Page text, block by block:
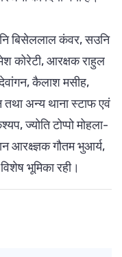
बिसेललाल कंवर, सउनि
कोरेटी, आरक्षक राहुल
कैलाश मसीह,
तथा अन्य थाना स्टाफ एवं
ज्योति टोप्पो मोहला-
आरक्ष्ज्ञक गौतम भुआर्य,
भूमिका रही।